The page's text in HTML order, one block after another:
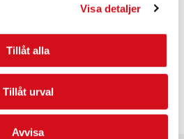
Visa detaljer
Tillåt alla
Tillåt urval
Avvisa